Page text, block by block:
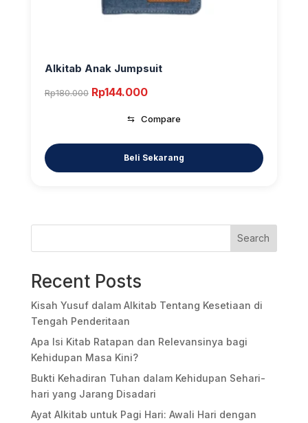
Alkitab Anak Jumpsuit
Rp180.000 Original
Rp180.000.
Rp144.000Current
Rp144.000.
⇆ Compare
Search
Recent Posts
Kisah Yusuf dalam Alkitab Tentang Kesetiaan di
Tengah Penderitaan
Apa Isi Kitab Ratapan dan Relevansinya bagi
Kehidupan Masa Kini?
Bukti Kehadiran Tuhan dalam Kehidupan Sehari-
hari yang Jarang Disadari
Ayat Alkitab untuk Pagi Hari: Awali Hari dengan